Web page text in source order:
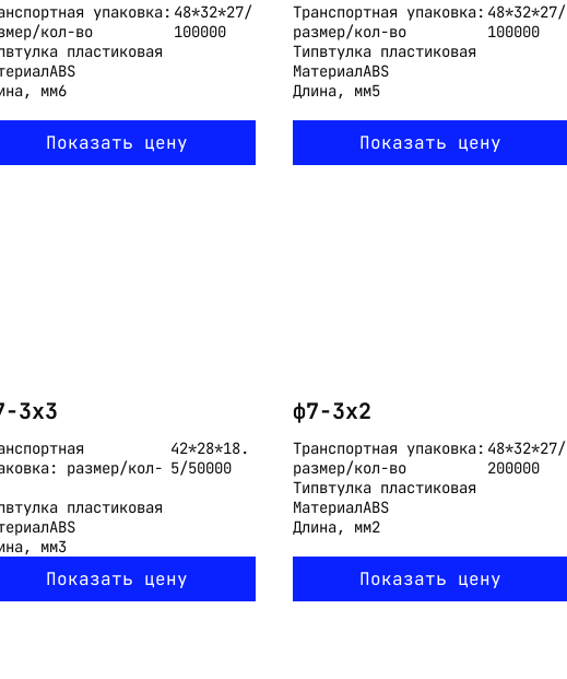
упаковка:
кол-во
48*32*27/
100000
втулка пластиковая
ABS
мм6
Показать цену
Транспортная упаковка:
размер/кол-во
48*32*27/
100000
Типвтулка пластиковая
МатериалABS
Длина, мм5
Показать цену
3x3
размер/кол-
42*28*18.
5/50000
втулка пластиковая
ABS
мм3
Показать цену
ф7-3x2
Транспортная упаковка:
размер/кол-во
48*32*27/
200000
Типвтулка пластиковая
МатериалABS
Длина, мм2
Показать цену